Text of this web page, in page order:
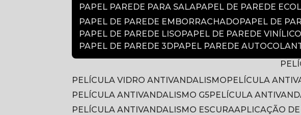
PAPEL PAREDE PARA SALA PAPEL DE PAREDE
PAPEL DE PAREDE EMBORRACHADO
PAPEL DE
PAPEL DE PAREDE LISO
PAPEL DE PAREDE VINÍLICO
PAPEL DE PAREDE 3D PAPEL PAREDE
PELÍCULA VIDRO ANTIVANDALISMO
PELÍCULA
PELÍCULA ANTIVANDALISMO G5
PELÍCULA
PELÍCULA ANTIVANDALISMO ESCURA
APLICAÇÃO